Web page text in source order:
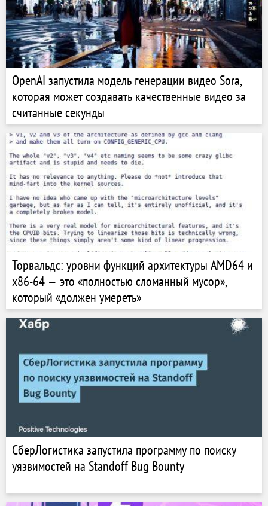
OpenAI запустила модель генерации видео Sora,
которая может создавать качественные видео за
считанные секунды
Торвальдс: уровни функций архитектуры AMD64 и
x86-64 — это «полностью сломанный мусор»,
который «должен умереть»
СберЛогистика запустила программу по поиску
уязвимостей на Standoff Bug Bounty